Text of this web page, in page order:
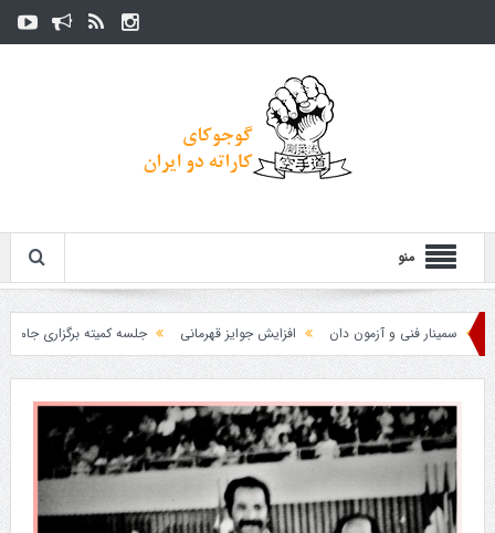
منو
سمینار فنی و آزمون دان افزایش جوایز قهرمانی جلسه کمیته برگزاری جام پارس